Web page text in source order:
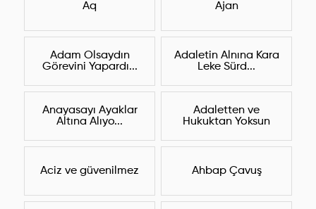
Aq Ajan
Adam Olsaydın
Görevini Yapardı...
Adaletin Alnına Kara
Leke Sürd...
Anayasayı Ayaklar
Altına Alıyo...
Adaletten ve
Hukuktan Yoksun
Aciz ve güvenilmez Ahbap Çavuş